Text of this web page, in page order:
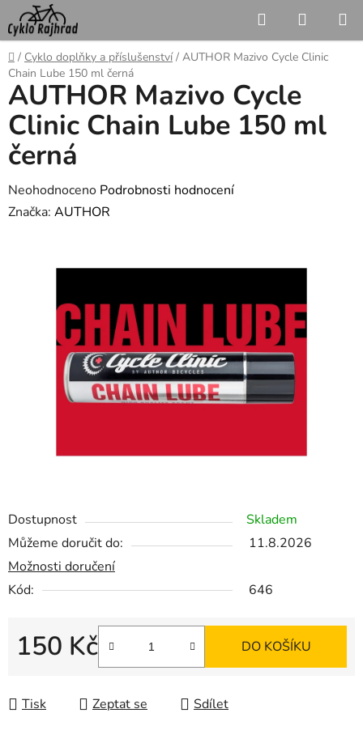
Přejít
na
obsah
Hledat
KOŠÍK
Domů
/ Cyklo doplňky a příslušenství / AUTHOR Mazivo Cycle Clinic
Chain Lube 150 ml černá
Dostupnost
Skladem
Můžeme doručit do:
11.8.2026
Možnosti doručení
Kód:
646
150 Kč DO KOŠÍKU
Tisk Zeptat se Sdílet
AUTHOR Mazivo Cycle
Clinic Chain Lube 150 ml
černá
Průměrné
hodnocení
hvězdiček.
Neohodnoceno Podrobnosti hodnocení
Značka: AUTHOR